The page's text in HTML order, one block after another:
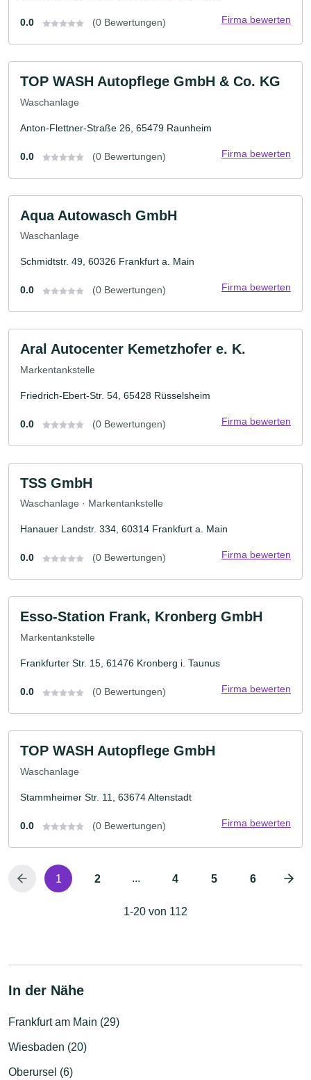
0.0 (0 Bewertungen) Firma bewerten
TOP WASH Autopflege GmbH & Co. KG
Waschanlage
Anton-Flettner-Straße 26, 65479 Raunheim
0.0 (0 Bewertungen) Firma bewerten
Aqua Autowasch GmbH
Waschanlage
Schmidtstr. 49, 60326 Frankfurt a. Main
0.0 (0 Bewertungen) Firma bewerten
Aral Autocenter Kemetzhofer e. K.
Markentankstelle
Friedrich-Ebert-Str. 54, 65428 Rüsselsheim
0.0 (0 Bewertungen) Firma bewerten
TSS GmbH
Waschanlage · Markentankstelle
Hanauer Landstr. 334, 60314 Frankfurt a. Main
0.0 (0 Bewertungen) Firma bewerten
Esso-Station Frank, Kronberg GmbH
Markentankstelle
Frankfurter Str. 15, 61476 Kronberg i. Taunus
0.0 (0 Bewertungen) Firma bewerten
TOP WASH Autopflege GmbH
Waschanlage
Stammheimer Str. 11, 63674 Altenstadt
0.0 (0 Bewertungen) Firma bewerten
1 2 ... 4 5 6
1-20 von 112
In der Nähe
Frankfurt am Main (29)
Wiesbaden (20)
Oberursel (6)